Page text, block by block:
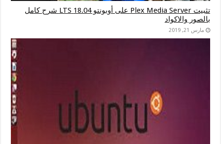
تثبيت Plex Media Server على أوبونتو 18.04 LTS شرح كامل
بالصور والاكواد
مارس 21, 2019